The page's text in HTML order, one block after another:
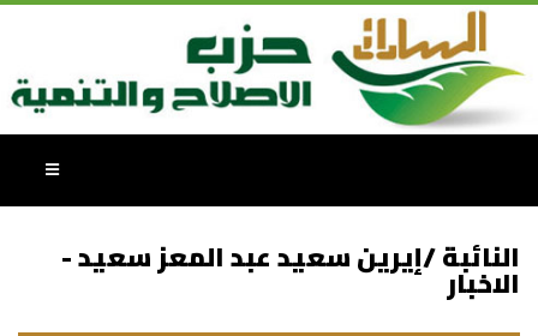
النائبة /إيرين سعيد عبد المعز سعيد -
الاخبار